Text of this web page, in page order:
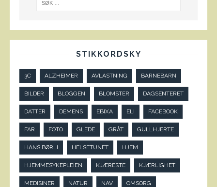
STIKKORDSKY
3C ALZHEIMER AVLASTNING BARNEBARN
BILDER BLOGGEN BLOMSTER DAGSENTERET
DATTER DEMENS EBIXA ELI FACEBOOK
FAR FOTO GLEDE GRÅT GULLHJERTE
HANS BØRLI HELSETUNET HJEM
HJEMMESYKEPLEIEN KJÆRESTE KJÆRLIGHET
MEDISINER NATUR NAV OMSORG